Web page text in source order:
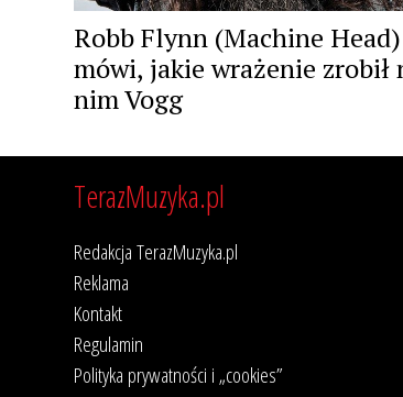
Robb Flynn (Machine Head)
mówi, jakie wrażenie zrobił
nim Vogg
TerazMuzyka.pl
Redakcja TerazMuzyka.pl
Reklama
Kontakt
Regulamin
Polityka prywatności i „cookies”